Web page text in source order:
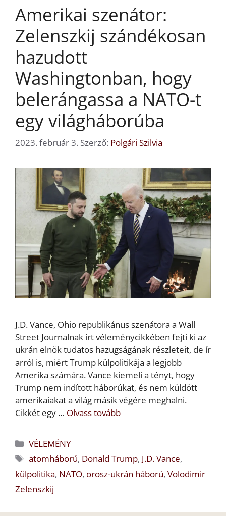
Amerikai szenátor:
Zelenszkij szándékosan
hazudott
Washingtonban, hogy
belerángassa a NATO-t
egy világháborúba
2023. február 3. Szerző: Polgári Szilvia
J.D. Vance, Ohio republikánus szenátora a Wall
Street Journalnak írt véleménycikkében fejti ki az
ukrán elnök tudatos hazugságának részleteit, de ír
arról is, miért Trump külpolitikája a legjobb
Amerika számára. Vance kiemeli a tényt, hogy
Trump nem indított háborúkat, és nem küldött
amerikaiakat a világ másik végére meghalni.
Cikkét egy … Olvass tovább
Kategória
VÉLEMÉNY
Címkék
atomháború, Donald Trump, J.D. Vance,
külpolitika, NATO, orosz-ukrán háború, Volodimir
Zelenszkij